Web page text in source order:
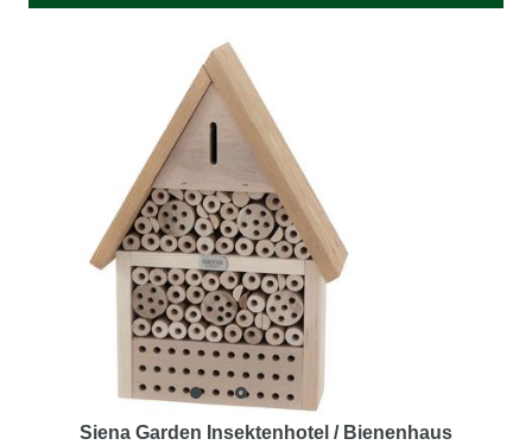
Siena Garden Insektenhotel / Bienenhaus